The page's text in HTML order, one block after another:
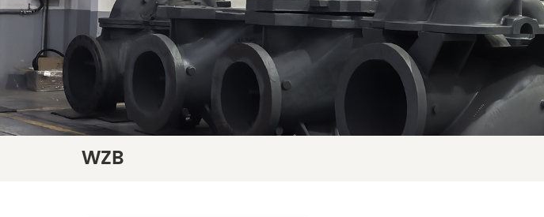
WZB